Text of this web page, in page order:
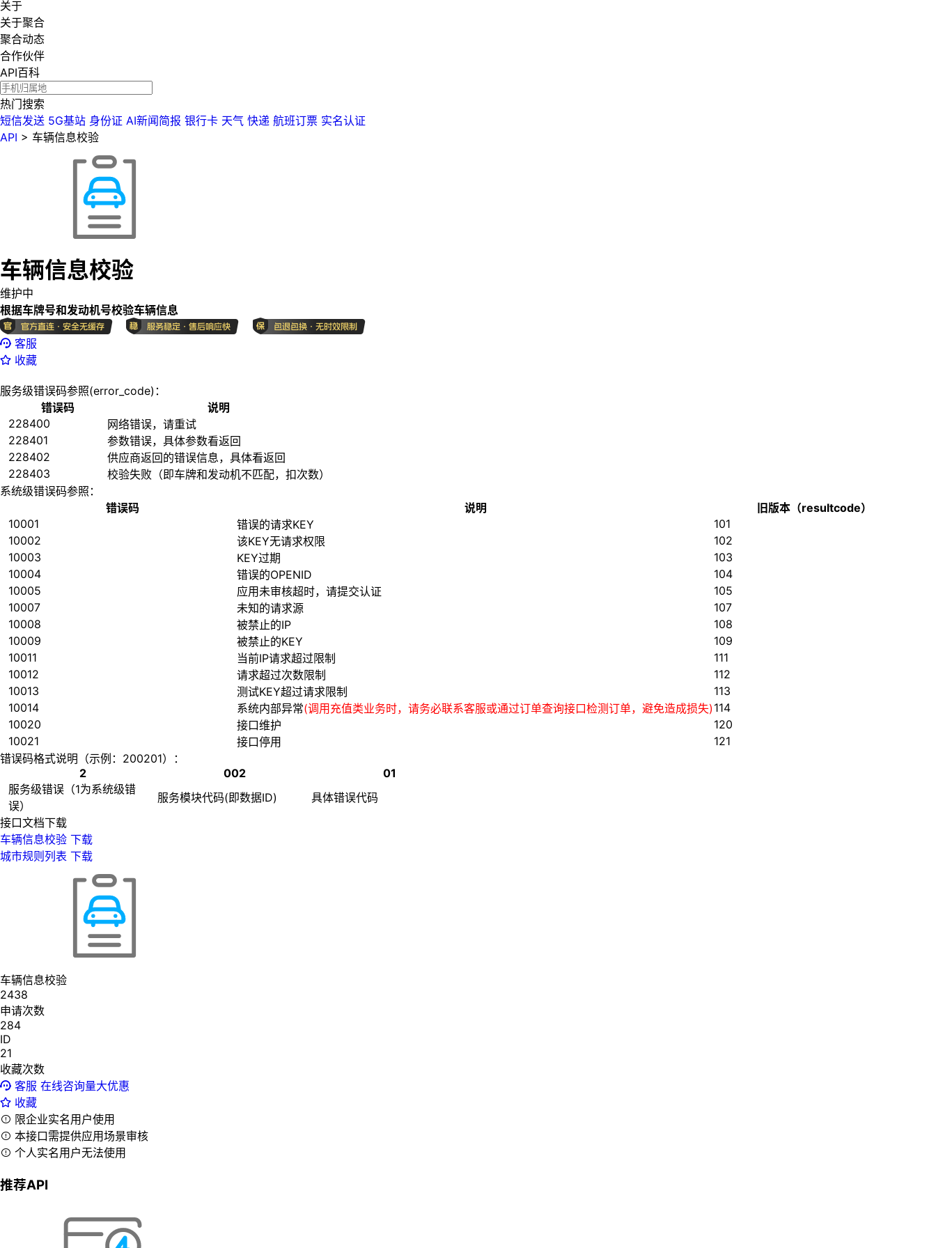
关于
关于聚合
聚合动态
合作伙伴
API百科
热门搜索
短信发送 5G基站 身份证 AI新闻简报 银行卡 天气 快递 航班订票 实名认证
API > 车辆信息校验
车辆信息校验
维护中
根据车牌号和发动机号校验车辆信息
客服
收藏
服务级错误码参照(error_code)：
错误码
说明
228400
网络错误，请重试
228401
参数错误，具体参数看返回
228402
供应商返回的错误信息，具体看返回
228403
校验失败（即车牌和发动机不匹配，扣次数）
系统级错误码参照：
错误码
说明
旧版本（resultcode）
10001
错误的请求KEY
101
10002
该KEY无请求权限
102
10003
KEY过期
103
10004
错误的OPENID
104
10005
应用未审核超时，请提交认证
105
10007
未知的请求源
107
10008
被禁止的IP
108
10009
被禁止的KEY
109
10011
当前IP请求超过限制
111
10012
请求超过次数限制
112
10013
测试KEY超过请求限制
113
10014
系统内部异常(调用充值类业务时，请务必联系客服或通过订单查询接口检测订单，避免造成损失) 114
10020
接口维护
120
10021
接口停用
121
错误码格式说明（示例：200201）：
2
002
01
服务级错误（1为系统级错
误）
服务模块代码(即数据ID)
具体错误代码
接口文档下载
车辆信息校验 下载
城市规则列表 下载
车辆信息校验
2438
申请次数
284
ID
21
收藏次数
客服 在线咨询量大优惠
收藏
限企业实名用户使用
本接口需提供应用场景审核
个人实名用户无法使用
推荐API